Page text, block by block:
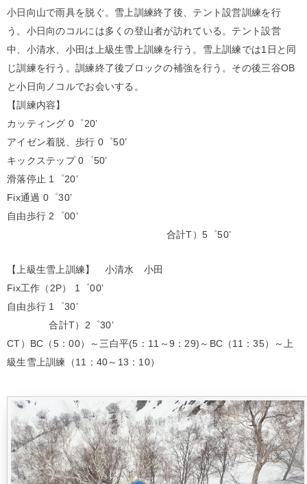
小日向山で雨具を脱ぐ。雪上訓練終了後、テント設営訓練を行
う。小日向のコルには多くの登山者が訪れている。テント設営
中、小清水、小田は上級生雪上訓練を行う。雪上訓練では1日と同
じ訓練を行う。訓練終了後ブロックの補強を行う。その後三谷OB
と小日向ノコルでお会いする。
【訓練内容】
カッティング 0゜20’
アイゼン着脱、歩行 0゜50’
キックステップ 0゜50’
滑落停止 1゜20’
Fix通過 0゜30’
自由歩行 2゜00’
合計T）5゜50’
【上級生雪上訓練】 小清水 小田
Fix工作（2P） 1゜00’
自由歩行 1゜30’
合計T）2゜30’
CT）BC（5：00）～三白平(5：11～9：29)～BC（11：35）～上
級生雪上訓練（11：40～13：10）